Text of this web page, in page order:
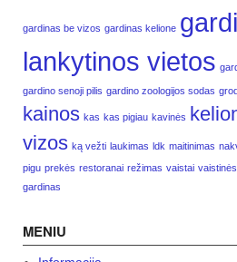
gardinas be vizos gardinas kelione
lankytinos vietos
gardino senoji pilis gardino zoologijos sodas
kainos kas kas pigiau kavinės
vizos ką vežti laukimas ldk maitinimas
pigu prekės restoranai režimas vaistai vaistinės
gardinas
MENIU